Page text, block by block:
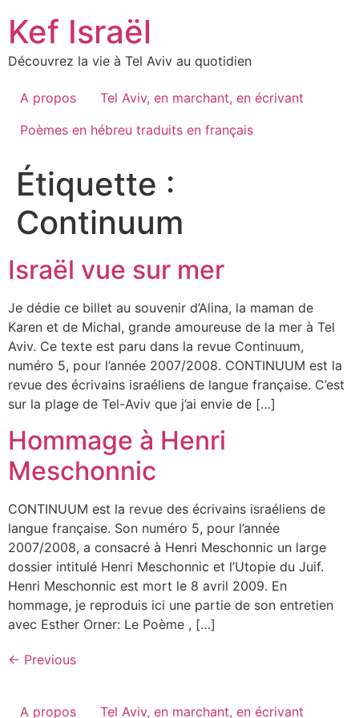
content
Kef Israël
Découvrez la vie à Tel Aviv au quotidien
A propos
Tel Aviv, en marchant, en écrivant
Poèmes en hébreu traduits en français
Étiquette :
Continuum
Israël vue sur mer
Je dédie ce billet au souvenir d’Alina, la maman de
Karen et de Michal, grande amoureuse de la mer à Tel
Aviv. Ce texte est paru dans la revue Continuum,
numéro 5, pour l’année 2007/2008. CONTINUUM est la
revue des écrivains israéliens de langue française. C’est
sur la plage de Tel-Aviv que j’ai envie de […]
Hommage à Henri
Meschonnic
CONTINUUM est la revue des écrivains israéliens de
langue française. Son numéro 5, pour l’année
2007/2008, a consacré à Henri Meschonnic un large
dossier intitulé Henri Meschonnic et l’Utopie du Juif.
Henri Meschonnic est mort le 8 avril 2009. En
hommage, je reproduis ici une partie de son entretien
avec Esther Orner: Le Poème , […]
← Previous
A propos Tel Aviv, en marchant, en écrivant